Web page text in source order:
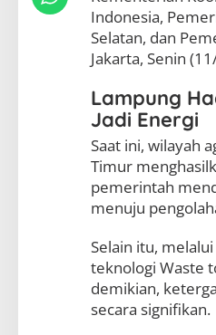
a
l
J
a
i
M
o
t
r
E
n
g
i
B
e
Indonesia,
Selatan, dan
Jakarta, Senin
Lampung
Jadi Energi
Saat ini, wilayah
Timur
pemerintah
menuju
Selain itu,
teknologi Waste
demikian,
secara signifikan.